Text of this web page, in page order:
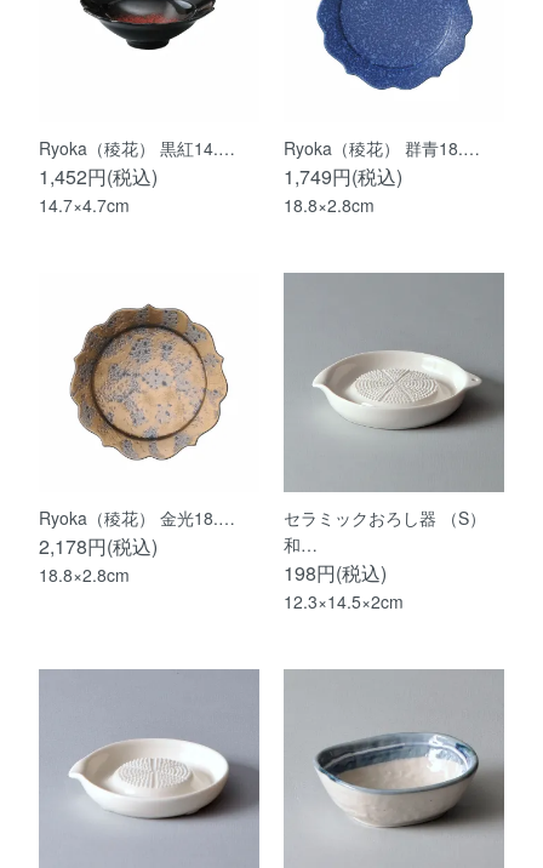
Ryoka（稜花） 黒紅14.…
1,452円(税込)
14.7×4.7cm
Ryoka（稜花） 群青18.…
1,749円(税込)
18.8×2.8cm
Ryoka（稜花） 金光18.…
2,178円(税込)
18.8×2.8cm
セラミックおろし器 （S）
和…
198円(税込)
12.3×14.5×2cm